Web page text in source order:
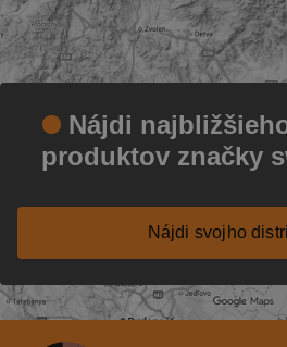
Nájdi
produktov značky
Nájdi svojho